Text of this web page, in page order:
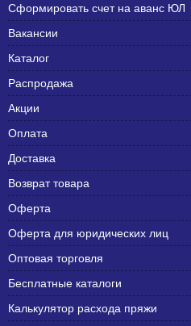
Сформировать счет на аванс ЮЛ
Вакансии
Каталог
Распродажа
Акции
Оплата
Доставка
Возврат товара
Оферта
Оферта для юридических лиц
Оптовая торговля
Бесплатные каталоги
Калькулятор расхода пряжи